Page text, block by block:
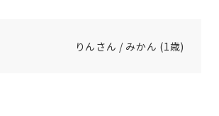
りんさん / みかん (1歳)